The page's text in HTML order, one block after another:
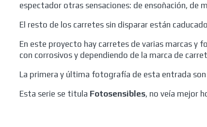
espectador otras sensaciones: de ensoñación, de
El resto de los carretes sin disparar están
En este proyecto hay carretes de varias marcas y
con corrosivos y dependiendo de la marca de
La primera y última fotografía de esta entrada
Esta serie se titula Fotosensibles, no veía mejor